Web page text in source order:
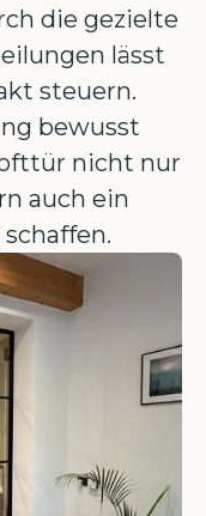
die gezielte
lässt
steuern.
bewusst
nicht nur
auch ein